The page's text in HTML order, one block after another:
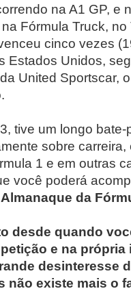
na A1 GP, e
Fórmula Truck,
cinco vezes
Estados Unidos,
United Sportscar,
tive um longo
sobre
1 e em outras
você poderá
Almanaque da
desde quando
e na própria
desinteresse
não existe mais o